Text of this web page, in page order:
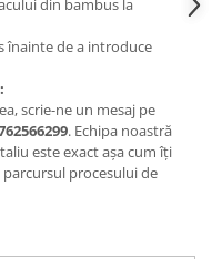
din bambus la
înainte de a introduce
scrie-ne un mesaj pe
. Echipa noastră
este exact așa cum îți
procesului de